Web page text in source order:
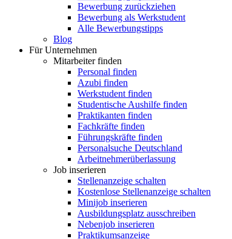
Bewerbung zurückziehen
Bewerbung als Werkstudent
Alle Bewerbungstipps
Blog
Für Unternehmen
Mitarbeiter finden
Personal finden
Azubi finden
Werkstudent finden
Studentische Aushilfe finden
Praktikanten finden
Fachkräfte finden
Führungskräfte finden
Personalsuche Deutschland
Arbeitnehmerüberlassung
Job inserieren
Stellenanzeige schalten
Kostenlose Stellenanzeige schalten
Minijob inserieren
Ausbildungsplatz ausschreiben
Nebenjob inserieren
Praktikumsanzeige